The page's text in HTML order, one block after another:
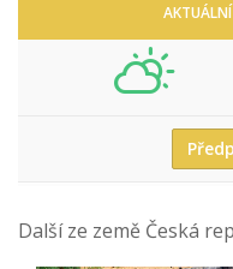
Další ze země Česká